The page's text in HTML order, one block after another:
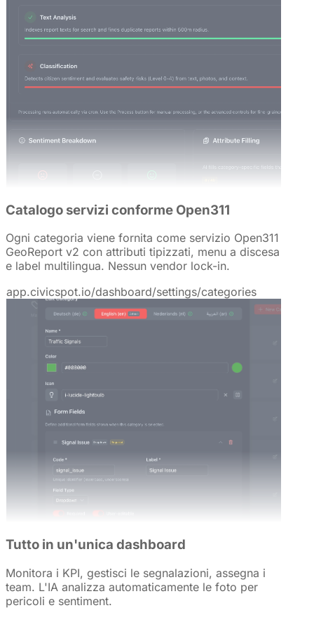
Catalogo servizi conforme Open311
Ogni categoria viene fornita come servizio Open311
GeoReport v2 con attributi tipizzati, menu a discesa
e label multilingua. Nessun vendor lock-in.
app.civicspot.io/dashboard/settings/categories
Tutto in un'unica dashboard
Monitora i KPI, gestisci le segnalazioni, assegna i
team. L'IA analizza automaticamente le foto per
pericoli e sentiment.